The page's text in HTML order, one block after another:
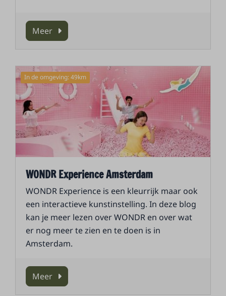
Meer
In de omgeving: 49km
WONDR Experience Amsterdam
WONDR Experience is een kleurrijk maar ook
een interactieve kunstinstelling. In deze blog
kan je meer lezen over WONDR en over wat
er nog meer te zien en te doen is in
Amsterdam.
Meer